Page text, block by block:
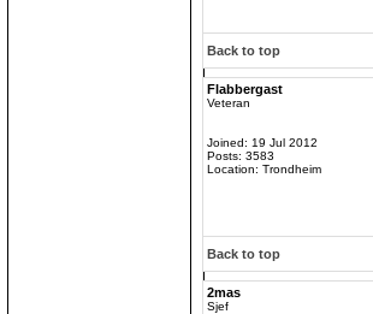
Back to top
Flabbergast
Veteran
Joined: 19 Jul 2012
Posts: 3583
Location: Trondheim
Back to top
2mas
Sjef